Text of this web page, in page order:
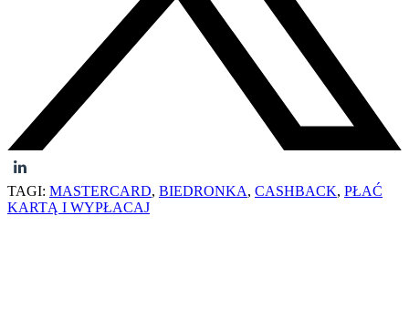
TAGI: MASTERCARD, BIEDRONKA, CASHBACK, PŁAĆ
KARTĄ I WYPŁACAJ